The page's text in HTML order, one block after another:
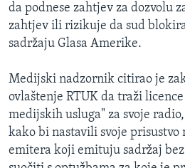
da podnese zahtjev za dozvolu
zahtjev ili rizikuje da sud
sadržaju Glasa Amerike.
Medijski nadzornik citirao je
ovlaštenje RTUK da traži
medijskih usluga" za svoje
kako bi nastavili svoje prisustvo
emitera koji emituju sadržaj